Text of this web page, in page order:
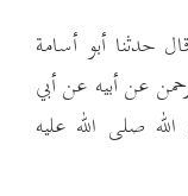
حدثنا أبو أسامة
عن أبيه عن أبي
صلى الله عليه